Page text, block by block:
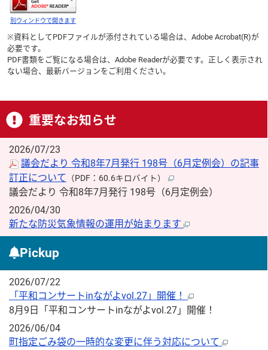
別ウィンドウで開きます
※資料としてPDFファイルが添付されている場合は、Adobe Acrobat(R)が
必要です。
PDF書類をご覧になる場合は、Adobe Readerが必要です。正しく表示され
ない場合、最新バージョンをご利用ください。
重要なお知らせ
2026/07/23
議会だより 令和8年7月発行 198号（6月定例会）の記事
訂正について （PDF：60.6キロバイト）
議会だより 令和8年7月発行 198号（6月定例会）
2026/04/30
新たな防災気象情報の運用が始まります
Pickup
2026/07/22
「平和コンサートinながよvol.27」開催！
8月9日「平和コンサートinながよvol.27」開催！
2026/06/04
町指定ごみ袋の一時的な変更に伴う対応について